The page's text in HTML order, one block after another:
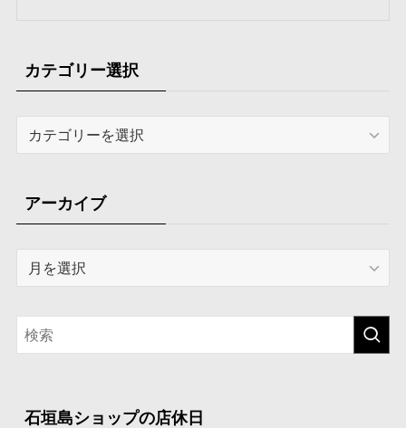
カテゴリー選択
リ
ー
アーカイブ
イ
ブ
石垣島ショップの店休日